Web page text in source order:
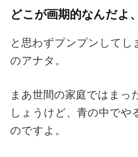
どこが画期的なんだよ
と思わずプンプンしてし
のアナタ。
まあ世間の家庭ではまっ
しょうけど、青の中でや
のですよ。